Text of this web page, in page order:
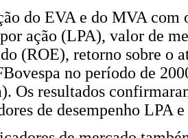
do EVA e do MVA com
ação (LPA), valor de
(ROE), retorno sobre o
no período de
Os resultados
de desempenho LPA